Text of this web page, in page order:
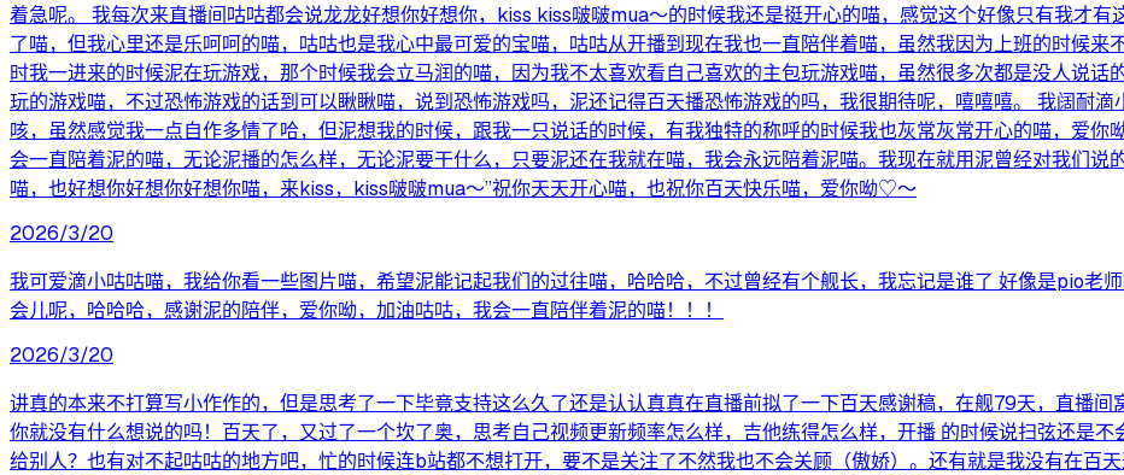
着急呢。 我每次来直播间咕咕都会说龙龙好想你好想你，kiss kiss啵啵mua～的时候我还是挺开心的喵，感觉这个好像只有我才
了喵，但我心里还是乐呵呵的喵，咕咕也是我心中最可爱的宝喵，咕咕从开播到现在我也一直陪伴着喵，虽然我因为上班的时候
时我一进来的时候泥在玩游戏，那个时候我会立马润的喵，因为我不太喜欢看自己喜欢的主包玩游戏喵，虽然很多次都是没人说
玩的游戏喵，不过恐怖游戏的话到可以瞅瞅喵，说到恐怖游戏吗，泥还记得百天播恐怖游戏的吗，我很期待呢，嘻嘻嘻。 我阔耐
咳，虽然感觉我一点自作多情了哈，但泥想我的时候，跟我一只说话的时候，有我独特的称呼的时候我也灰常灰常开心的喵，爱
会一直陪着泥的喵，无论泥播的怎么样，无论泥要干什么，只要泥还在我就在喵，我会永远陪着泥喵。我现在就用泥曾经对我们说
喵，也好想你好想你好想你喵，来kiss，kiss啵啵mua～”祝你天天开心喵，也祝你百天快乐喵，爱你呦♡～
2026/3/20
我可爱滴小咕咕喵，我给你看一些图片喵，希望泥能记起我们的过往喵，哈哈哈，不过曾经有个舰长，我忘记是谁了 好像是pio老
会儿呢，哈哈哈，感谢泥的陪伴，爱你呦，加油咕咕，我会一直陪伴着泥的喵！！！
2026/3/20
讲真的本来不打算写小作作的，但是思考了一下毕竟支持这么久了还是认认真真在直播前拟了一下百天感谢稿，在舰79天，直播
你就没有什么想说的吗！百天了，又过了一个坎了奥，思考自己视频更新频率怎么样，吉他练得怎么样，开播 的时候说扫弦还是
给别人？也有对不起咕咕的地方吧，忙的时候连b站都不想打开，要不是关注了不然我也不会关顾（傲娇）。还有就是我没有在百